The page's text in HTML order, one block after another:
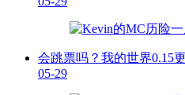
会跳票吗？我的世界0.15
05-29